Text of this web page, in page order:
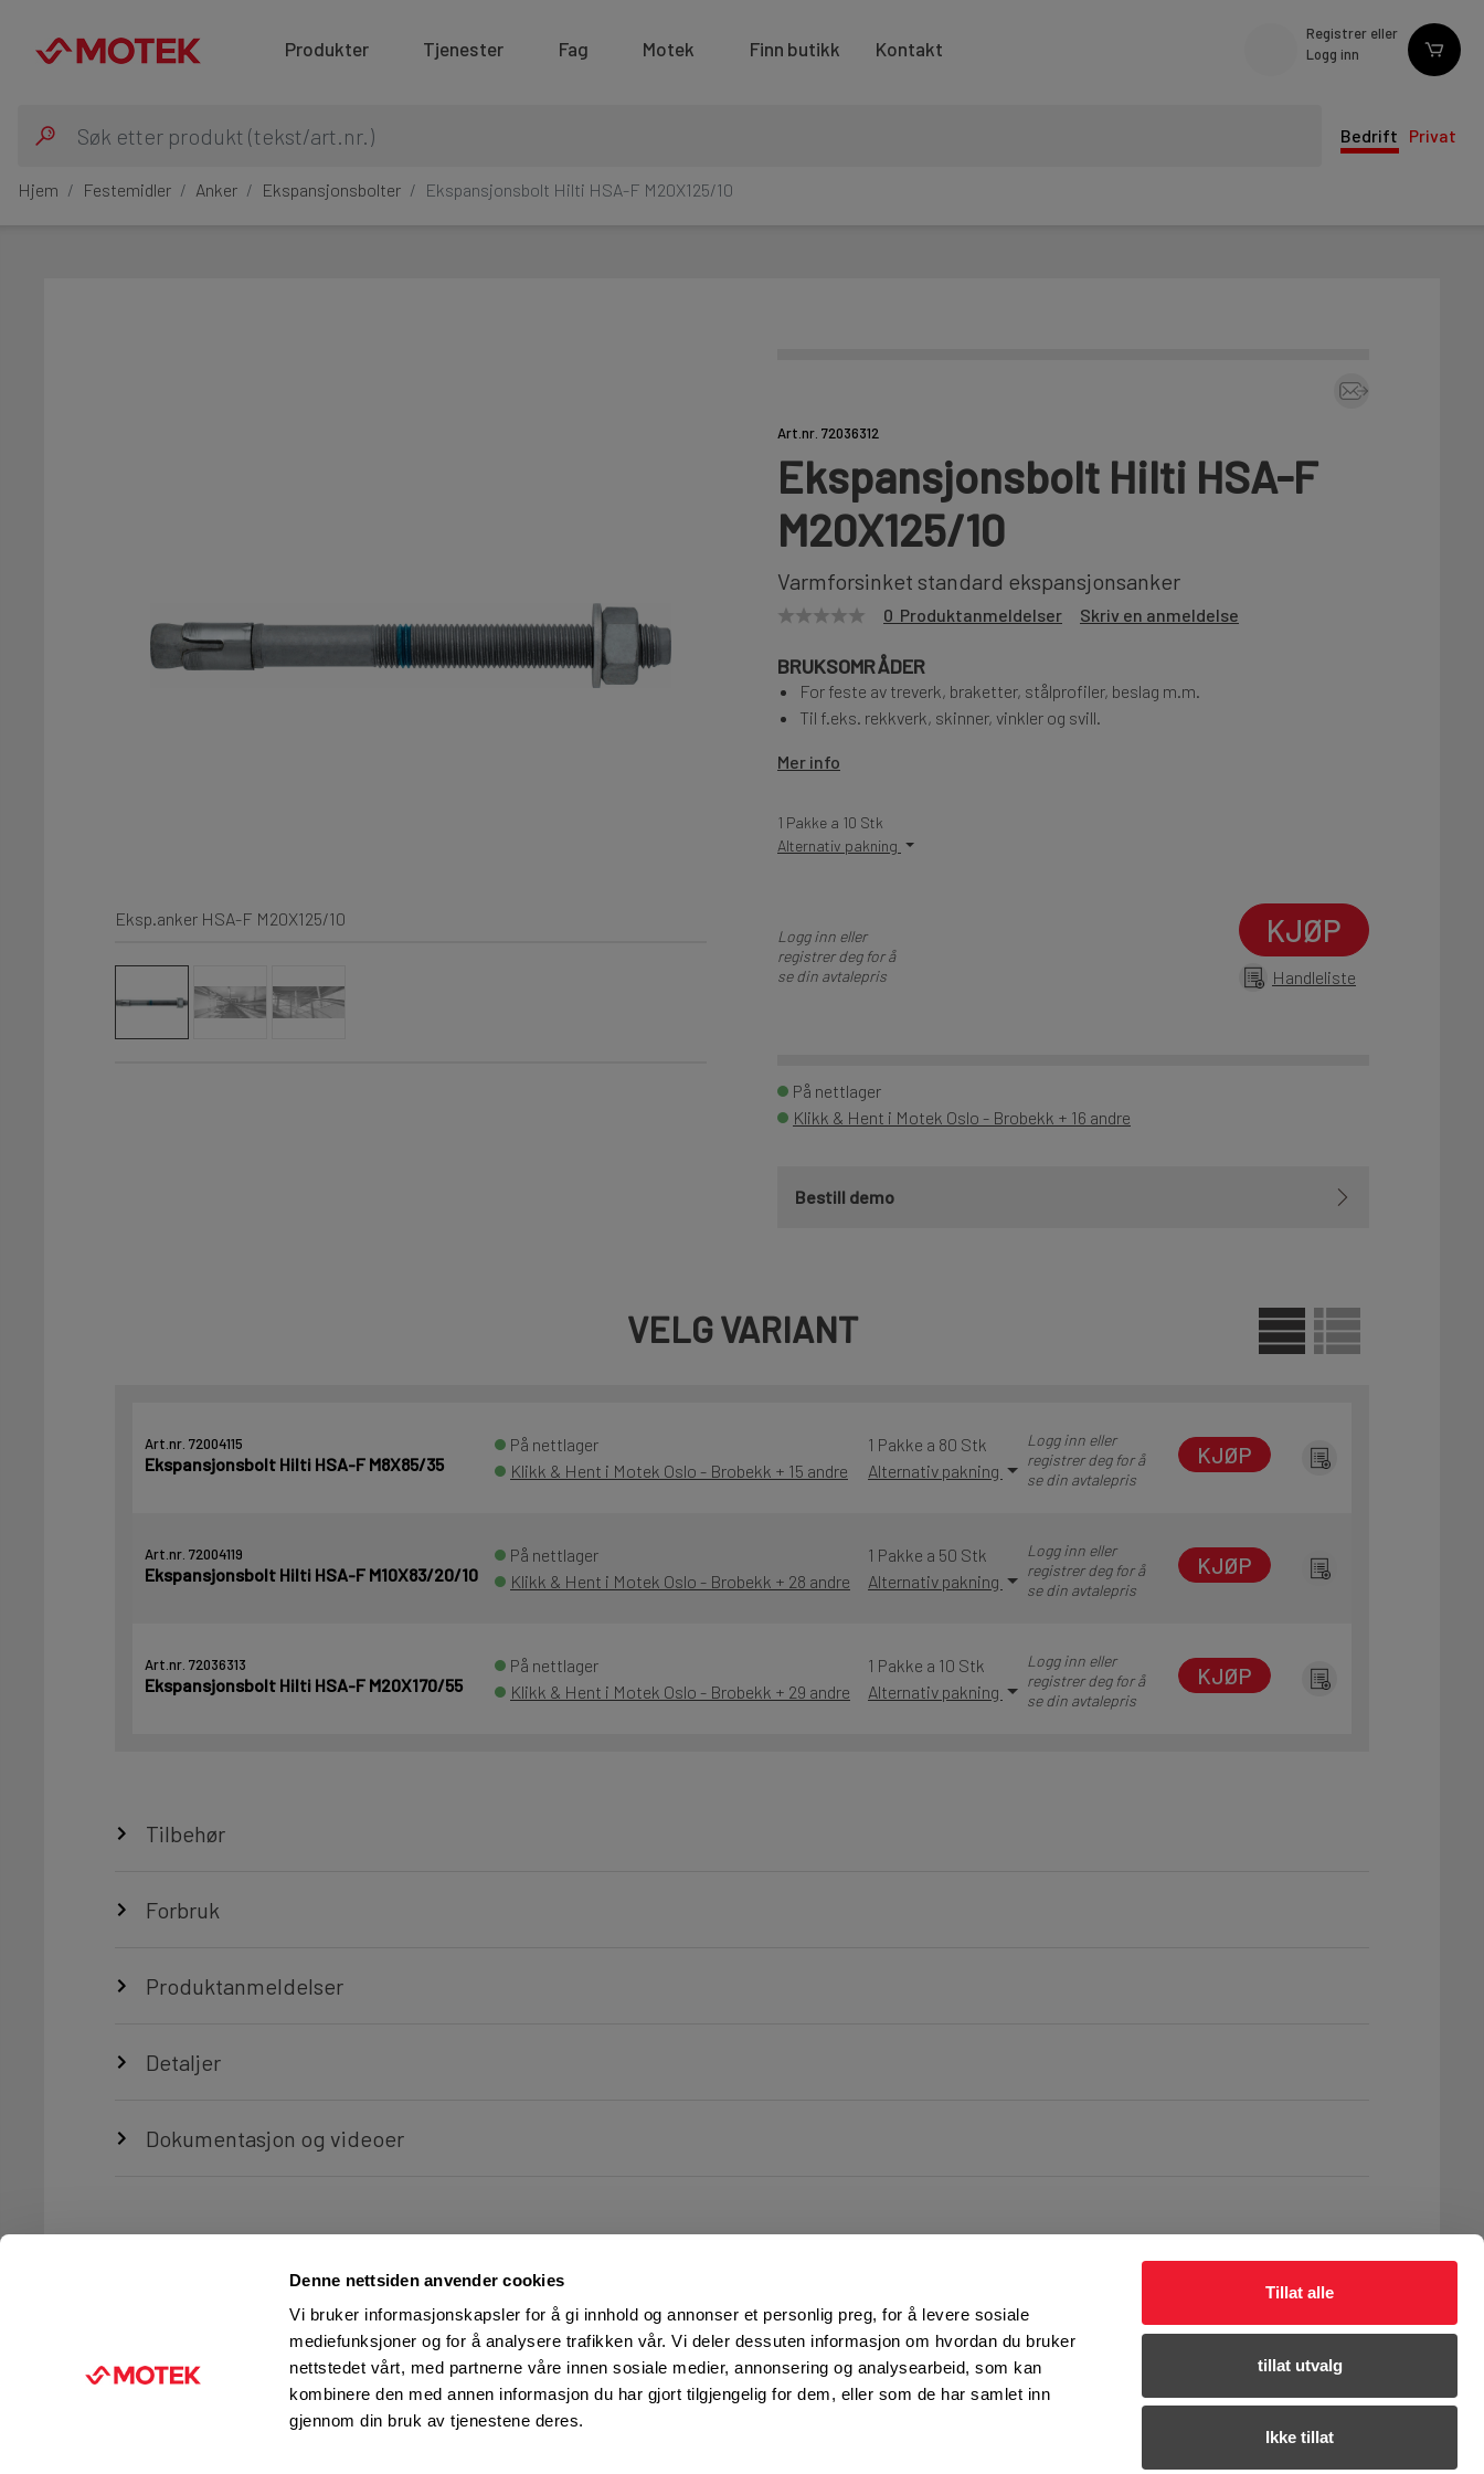
Denne nettsiden anvender cookies
Vi bruker informasjonskapsler for å gi innhold og annonser et personlig preg, for å levere sosiale
mediefunksjoner og for å analysere trafikken vår. Vi deler dessuten informasjon om hvordan du bruker
nettstedet vårt, med partnerne våre innen sosiale medier, annonsering og analysearbeid, som kan
kombinere den med annen informasjon du har gjort tilgjengelig for dem, eller som de har samlet inn
gjennom din bruk av tjenestene deres.
Tillat alle
tillat utvalg
Ikke tillat
Produkter Tjenester Fag Motek Finn butikk Kontakt
Registrer eller
Logg inn
Bedrift Privat
Hjem Festemidler Anker Ekspansjonsbolter Ekspansjonsbolt Hilti HSA-F M20X125/10
Eksp.anker HSA-F M20X125/10
Art.nr. 72036312
Ekspansjonsbolt Hilti HSA-F
M20X125/10
Varmforsinket standard ekspansjonsanker
0 Produktanmeldelser Skriv en anmeldelse
BRUKSOMRÅDER
For feste av treverk, braketter, stålprofiler, beslag m.m.
Til f.eks. rekkverk, skinner, vinkler og svill.
Mer info
1 Pakke a 10 Stk
Alternativ pakning
Logg inn eller
registrer deg for å
se din avtalepris
KJØP
Handleliste
På nettlager
Klikk & Hent i Motek Oslo - Brobekk + 16 andre
Bestill demo
VELG VARIANT
Art.nr. 72004115
Ekspansjonsbolt Hilti HSA-F M8X85/35
På nettlager
Klikk & Hent i Motek Oslo - Brobekk + 15 andre
1 Pakke a 80 Stk
Alternativ pakning
Logg inn eller
registrer deg for å
se din avtalepris
KJØP
Art.nr. 72004119
Ekspansjonsbolt Hilti HSA-F M10X83/20/10
På nettlager
Klikk & Hent i Motek Oslo - Brobekk + 28 andre
1 Pakke a 50 Stk
Alternativ pakning
Logg inn eller
registrer deg for å
se din avtalepris
KJØP
Art.nr. 72036313
Ekspansjonsbolt Hilti HSA-F M20X170/55
På nettlager
Klikk & Hent i Motek Oslo - Brobekk + 29 andre
1 Pakke a 10 Stk
Alternativ pakning
Logg inn eller
registrer deg for å
se din avtalepris
KJØP
Tilbehør
Forbruk
Produktanmeldelser
Detaljer
Dokumentasjon og videoer
FIRMAINFORMASJON
TJENESTER
Ingeniørtjenester
FØLG OSS PÅ
Facebook
KUNDESERVICE:
Man-Fre: 07:00 - 16:00